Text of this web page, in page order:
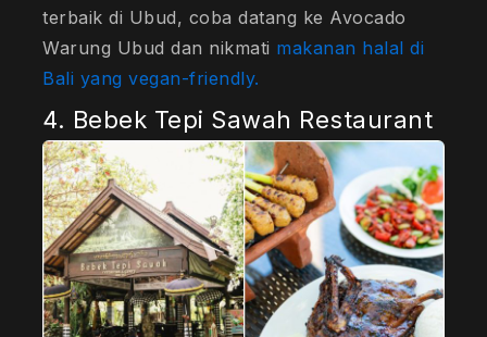
terbaik di Ubud, coba datang ke Avocado
Warung Ubud dan nikmati makanan halal di
Bali yangvegan-friendly.
4. Bebek Tepi Sawah Restaurant